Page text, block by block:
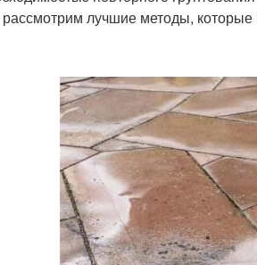
лучшие методы, которые